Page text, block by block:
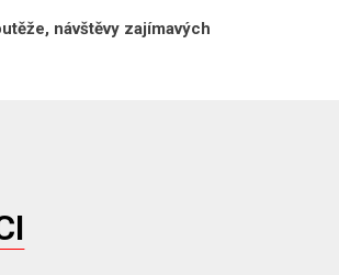
návštěvy zajímavých